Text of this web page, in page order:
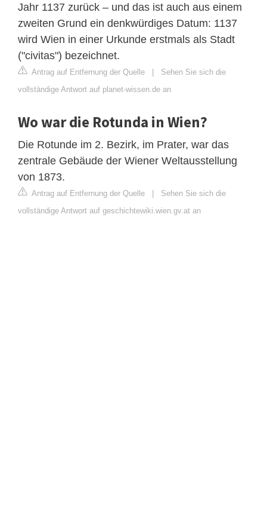
Jahr 1137 zurück – und das ist auch aus einem
zweiten Grund ein denkwürdiges Datum: 1137
wird Wien in einer Urkunde erstmals als Stadt
("civitas") bezeichnet.
Antrag auf Entfernung der Quelle | Sehen Sie sich die
vollständige Antwort auf planet-wissen.de an
Wo war die Rotunda in Wien?
Die Rotunde im 2. Bezirk, im Prater, war das
zentrale Gebäude der Wiener Weltausstellung
von 1873.
Antrag auf Entfernung der Quelle | Sehen Sie sich die
vollständige Antwort auf geschichtewiki.wien.gv.at an